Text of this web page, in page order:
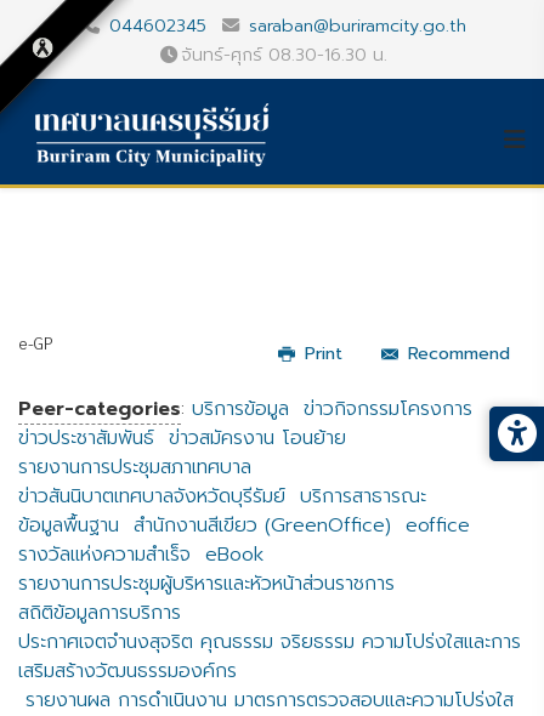
044602345
saraban@buriramcity.go.th
จันทร์-ศุกร์ 08.30-16.30 น.
Print Recommend
e-GP
Peer-categories: บริการข้อมูล ข่าวกิจกรรมโครงการ
ข่าวประชาสัมพันธ์ ข่าวสมัครงาน โอนย้าย
รายงานการประชุมสภาเทศบาล
ข่าวสันนิบาตเทศบาลจังหวัดบุรีรัมย์ บริการสาธารณะ
ข้อมูลพื้นฐาน สำนักงานสีเขียว (GreenOffice) eoffice
รางวัลแห่งความสำเร็จ eBook
รายงานการประชุมผู้บริหารและหัวหน้าส่วนราชการ
สถิติข้อมูลการบริการ
ประกาศเจตจำนงสุจริต คุณธรรม จริยธรรม ความโปร่งใสและการ
เสริมสร้างวัฒนธรรมองค์กร
รายงานผล การดำเนินงาน มาตรการตรวจสอบและความโปร่งใส